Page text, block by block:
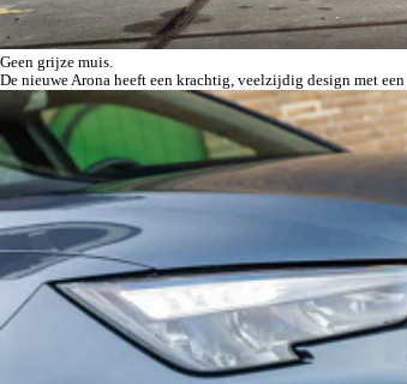
Geen grijze muis.
De nieuwe Arona heeft een krachtig, veelzijdig design met